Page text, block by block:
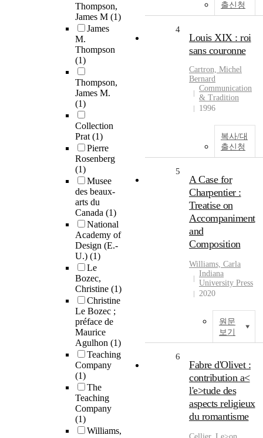
Thompson,
James M (1)
James
M.
Thompson
(1)
Thompson,
James M.
(1)
Collection
Prat(1)
Pierre
Rosenberg
(1)
Musee
des beaux-
arts du
Canada (1)
National
Academy of
Design (E.-
U.) (1)
Le
Bozec,
Christine (1)
Christine
Le Bozec ;
préface de
Maurice
Agulhon (1)
Teaching
Company
(1)
The
Teaching
Company
(1)
Williams,
출신청
4
Louis XIX : roi
sans couronne
Cartron, Michel
Bernard
Communication
& Tradition
1996
복사/대
출신청
5
A Case for
Charpentier :
Treatise on
Accompaniment
and
Composition
Williams, Carla
Indiana
University Press
2020
원문
보기
6
Fabre d'Olivet :
contribution a<
l'e>tude des
aspects religieux
du romantisme